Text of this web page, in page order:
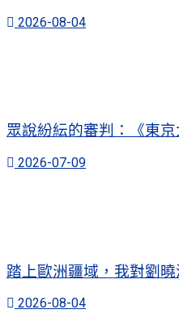
2026-08-04
眾說紛紜的審判：《東
2026-07-09
踏上歐洲疆域，我對劉
2026-08-04